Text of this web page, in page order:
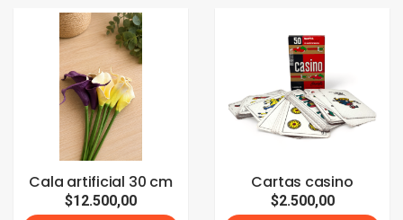
Cala artificial 30 cm
$12.500,00
Cartas casino
$2.500,00